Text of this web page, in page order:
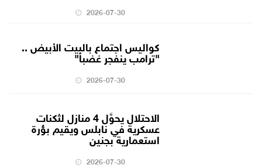
2026-07-30
كواليس اجتماع بالبيت الأبيض ..
"ترامب ينفجر غضباً"
2026-07-30
الاحتلال يحوَّل 4 منازل لثكنات
عسكرية في نابلس ويقيم بؤرة
استعمارية بجنين
2026-07-30